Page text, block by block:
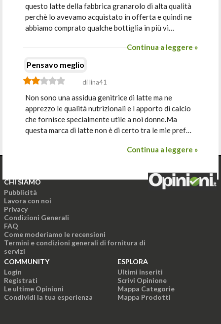
questo latte della fabbrica granarolo di alta qualità
perchè lo avevamo acquistato in offerta e quindi ne
abbiamo comprato qualche bottiglia in più vi…
Continua a leggere »
Pensavo meglio
di lina41
Non sono una assidua genitrice di latte ma ne
apprezzo le qualità nutrizionali e l apporto di calcio
che fornisce specialmente utile a noi donne.Ma
questa marca di latte non è di certo tra le mie pref…
Continua a leggere »
CHI SIAMO
Pubblicità
Lavora con noi
Privacy
Condizioni Generali
FAQ
Come moderiamo le recensioni
Termini e condizioni generali di fornitura di
servizi
COMMUNITY
Login
Registrati
Le ultime Opinioni
Condividi la tua esperienza
ESPLORA
Ultimi inseriti
Scrivi Opinione
Mappa Categorie
Mappa Prodotti